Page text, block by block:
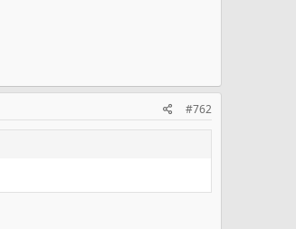
#762